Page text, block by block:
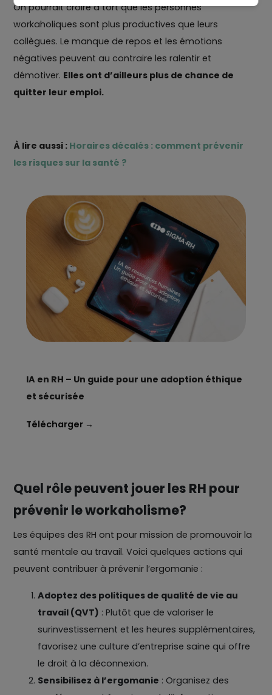
On pourrait croire à tort que les personnes
workaholiques sont plus productives que leurs
collègues. Le manque de repos et les émotions
négatives peuvent au contraire les ralentir et
démotiver. Elles ont d’ailleurs plus de chance de
quitter leur emploi.
À lire aussi : Horaires décalés : comment prévenir
les risques sur la santé ?
IA en RH – Un guide pour une adoption éthique
et sécurisée
Télécharger →
Quel rôle peuvent jouer les RH pour
prévenir le workaholisme?
Les équipes des RH ont pour mission de promouvoir la
santé mentale au travail. Voici quelques actions qui
peuvent contribuer à prévenir l’ergomanie :
Adoptez des politiques de qualité de vie au
travail (QVT) : Plutôt que de valoriser le
surinvestissement et les heures supplémentaires,
favorisez une culture d’entreprise saine qui offre
le droit à la déconnexion.
Sensibilisez à l’ergomanie : Organisez des